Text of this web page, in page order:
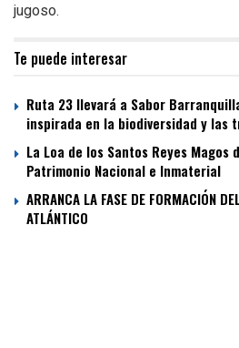
jugoso.
Te puede interesar
Ruta 23 llevará a Sabor
inspirada en la biodiversidad y las
La Loa de los Santos Reyes Magos
Patrimonio Nacional e Inmaterial
ARRANCA LA FASE DE FORMACIÓN
ATLÁNTICO